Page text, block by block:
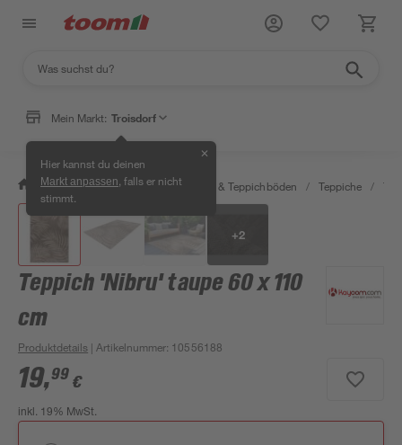
Mein Markt: Troisdorf
Hier kannst du deinen
Markt anpassen , falls er nicht
stimmt.
✕
/ Wohnen & Haushalt / Teppiche & Teppichböden / Teppiche /
+2
Teppich 'Nibru' taupe 60 x 110
cm
Produktdetails | Artikelnummer: 10556188
19,99 €
inkl. 19% MwSt.